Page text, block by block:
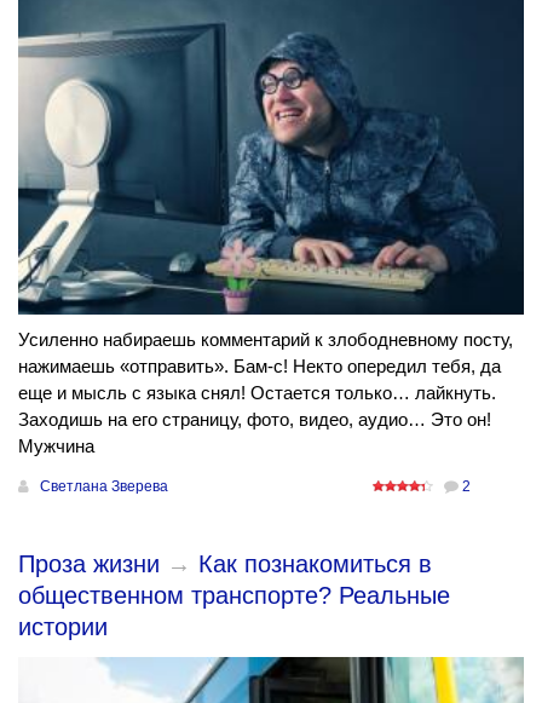
Усиленно набираешь комментарий к злободневному посту,
нажимаешь «отправить». Бам-с! Некто опередил тебя, да
еще и мысль с языка снял! Остается только… лайкнуть.
Заходишь на его страницу, фото, видео, аудио… Это он!
Мужчина
Светлана Зверева 2
Проза жизни → Как познакомиться в
общественном транспорте? Реальные
истории